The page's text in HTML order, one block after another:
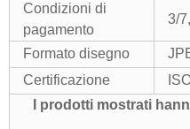
Condizioni di
pagamento
3/
Formato disegno
Certificazione
I prodotti mostrati